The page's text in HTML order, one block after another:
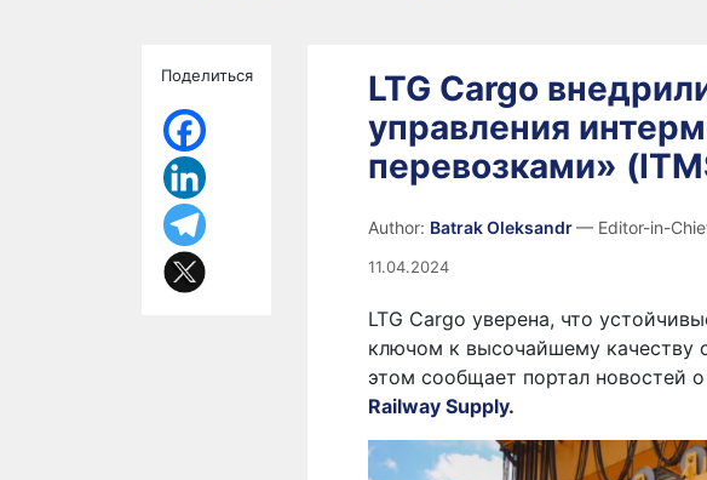
Поделиться
LTG Cargo
управления
перевозками»
Author: Batrak Oleksandr— Editor-in-
11.04.2024
LTG Cargo уверена, что
ключом к высочайшему качеству
этом сообщает портал новостей
Railway Supply.